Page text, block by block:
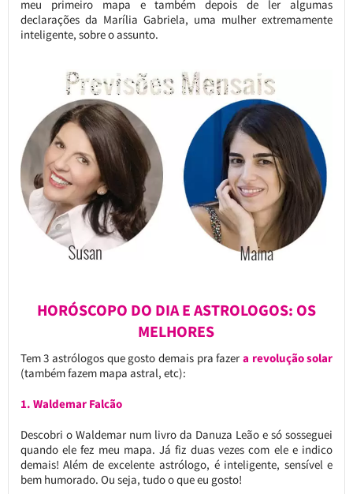
meu primeiro mapa e também depois de ler algumas
declarações da Marília Gabriela, uma mulher extremamente
inteligente, sobre o assunto.
HORÓSCOPO DO DIA E ASTROLOGOS: OS
MELHORES
Tem 3 astrólogos que gosto demais pra fazera revolução solar
(também fazem mapa astral, etc):
1. Waldemar Falcão
Descobri o Waldemar num livro da Danuza Leão e só sosseguei
quando ele fez meu mapa. Já fiz duas vezes com ele e indico
demais! Além de excelente astrólogo, é inteligente, sensível e
bem humorado. Ou seja, tudo o que eu gosto!